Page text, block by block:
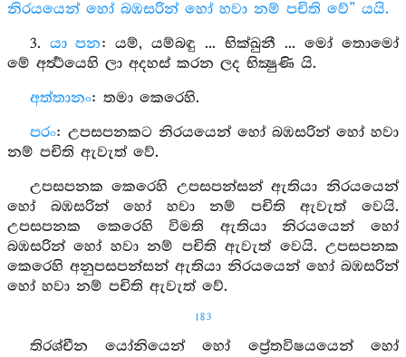
නිරයයෙන් හෝ බඹසරින් හෝ හවා නම් පචිති වේ” යයි.
3. යා පන: යම්, යම්බඳු ... භික්ඛුනී ... මෝ තොමෝ
මේ අර්‍ත්‍ථයෙහි ලා අදහස් කරන ලද භික්‍ෂුණි යි.
අත්තානං: තමා කෙරෙහි.
පරං: උපසපනකට නිරයයෙන් හෝ බඹසරින් හෝ හවා
නම් පචිති ඇවැත් වේ.
උපසපනක කෙරෙහි උපසපන්සන් ඇතියා නිරයයෙන්
හෝ බඹසරින් හෝ හවා නම් පචිති ඇවැත් වෙයි.
උපසපනක කෙරෙහි විමති ඇතියා නිරයයෙන් හෝ
බඹසරින් හෝ හවා නම් පචිති ඇවැත් වෙයි. උපසපනක
කෙරෙහි අනුපසපන්සන් ඇතියා නිරයයෙන් හෝ බඹසරින්
හෝ හවා නම් පචිති ඇවැත් වේ.
183
තිරශ්චීන යෝනියෙන් හෝ ප්‍රේතවිෂයයෙන් හෝ